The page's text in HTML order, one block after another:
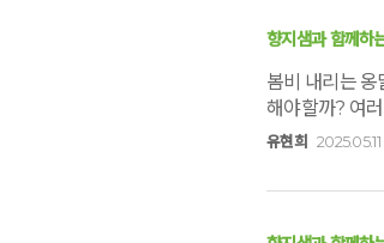
향지샘과 함께하
봄비 내리는 옹
해야할까? 여
연습하겠습니
유현희 2025.05.11